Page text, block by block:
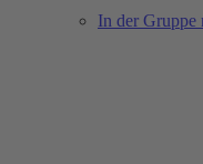
In der Gruppe